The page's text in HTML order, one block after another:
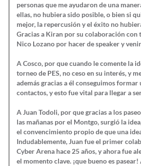
personas que me ayudaron de una
ellas, no hubiera sido posible, o bien si
mejor, la repercusión y el éxito no
Gracias a Kiran por su colaboración con
Nico Lozano por hacer de speaker y
A Cosco, por que cuando le comente la
torneo de PES, no ceso en su interés, y
además gracias a él conseguimos formar
contactos, y esto fue vital para llegar a
A Juan Todoli, por que gracias a los
las mañanas por el Montgo, surgió la
el convencimiento propio de que una
Indudablemente, Juan fue el primer
Cyber Arena hace 25 años, y ahora fue
el momento clave. ¡que bueno es